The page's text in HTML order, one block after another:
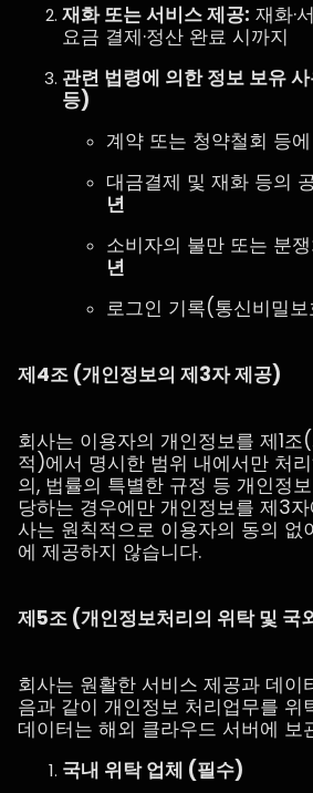
재화 또는 서비스 제공: 재화·
요금 결제·정산 완료 시까지
관련 법령에 의한 정보 보유
등)
계약 또는 청약철회 등
대금결제 및 재화 등의
년
소비자의 불만 또는 분
년
로그인 기록(통신비밀
제4조 (개인정보의 제3자 제공)
회사는 이용자의 개인정보를 제1
적)에서 명시한 범위 내에서만 처
의, 법률의 특별한 규정 등 개인정
당하는 경우에만 개인정보를 제3
사는 원칙적으로 이용자의 동의 없
에 제공하지 않습니다.
제5조 (개인정보처리의 위탁 및 국
회사는 원활한 서비스 제공과 데이
음과 같이 개인정보 처리업무를 위
데이터는 해외 클라우드 서버에 보
국내 위탁 업체 (필수)